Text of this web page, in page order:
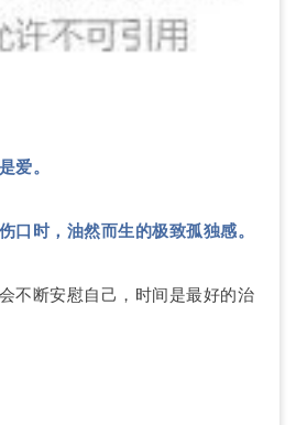
爱。
口时，油然而生的极致孤独感。
不断安慰自己，时间是最好的治